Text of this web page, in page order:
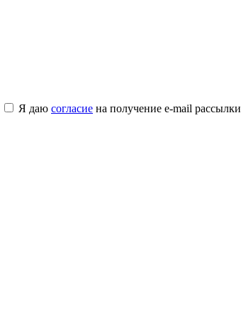
Я даю согласие на получение e-mail рассылки